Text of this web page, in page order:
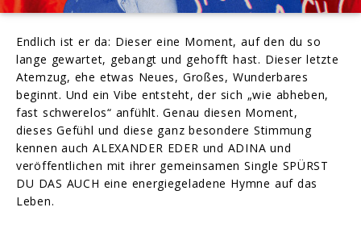
Endlich ist er da: Dieser eine Moment, auf den du so
lange gewartet, gebangt und gehofft hast. Dieser letzte
Atemzug, ehe etwas Neues, Großes, Wunderbares
beginnt. Und ein Vibe entsteht, der sich „wie abheben,
fast schwerelos“ anfühlt. Genau diesen Moment,
dieses Gefühl und diese ganz besondere Stimmung
kennen auch ALEXANDER EDER und ADINA und
veröffentlichen mit ihrer gemeinsamen Single SPÜRST
DU DAS AUCH eine energiegeladene Hymne auf das
Leben.